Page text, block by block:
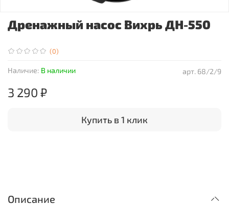
(0)
арт. 68/2/9
Наличие: В наличии
Дренажный насос Вихрь ДН-550
3 290 ₽
Купить в 1 клик
Описание